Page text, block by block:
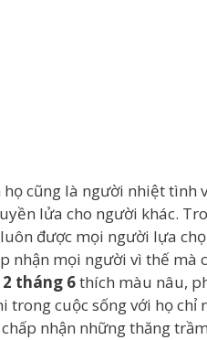
họ cũng là người nhiệt
lửa cho người khác.
được mọi người lựa
nhận mọi người vì thế
tháng 6thích màu nâu,
trong cuộc sống với họ
nhận những thăng